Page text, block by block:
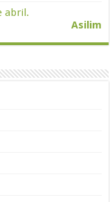
abril.
Asilim